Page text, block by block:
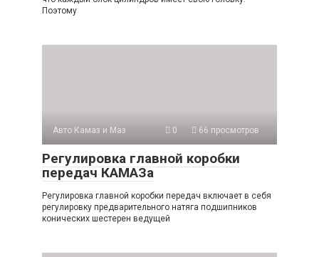
Поэтому
Авто Камаз и Маз 0 66 просмотров
Регулировка главной коробки
передач КАМАЗа
Регулировка главной коробки передач включает в себя
регулировку предварительного натяга подшипников
конических шестерен ведущей